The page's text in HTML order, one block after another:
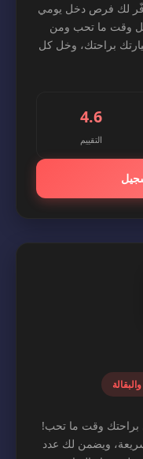
لك فرص دخل يومي
وقت ما تحب ومن
براحتك، وخل كل
4.6
التقييم
براحتك وقت ما تحب!
ويضمن لك عدد